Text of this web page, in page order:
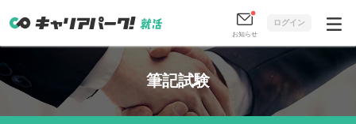
お知らせ
ログイン
筆記試験